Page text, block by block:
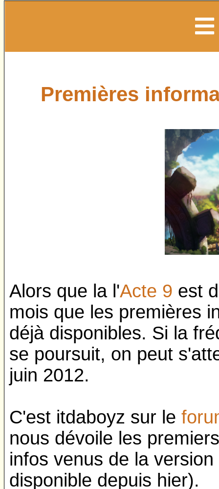
Premières
Alors que la l'Acte 9 est
mois que les premières
déjà disponibles. Si la
se poursuit, on peut
juin 2012.
C'est itdaboyz sur le
nous dévoile les
infos venus de la
disponible depuis hier).